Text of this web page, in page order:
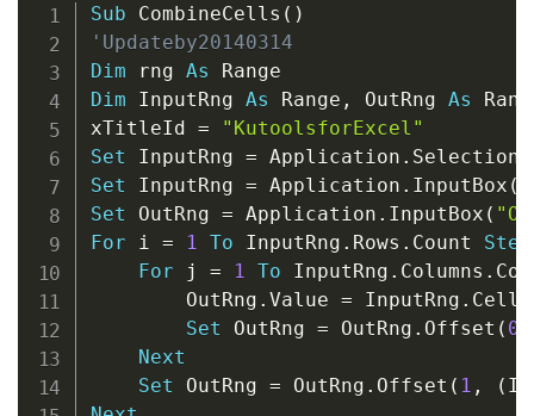
Sub CombineCells ( )
'Updateby20140314
Dim rng As
Dim InputRng As Range , OutRng As
xTitleId =
"KutoolsforExcel"
Set InputRng = Application .
Set InputRng = Application . InputBox (
Set OutRng = Application . InputBox (
For i = 1 To InputRng . Rows . Count Step
For j = 1 To InputRng . Columns .
        OutRng
. Value = InputRng . Cells
Set OutRng = OutRng . Offset ( 0
Next
Set OutRng = OutRng . Offset ( 1 , (